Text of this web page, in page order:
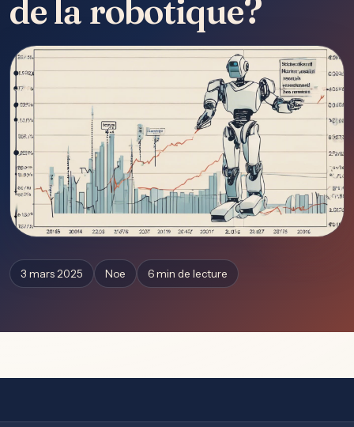
de la robotique?
3 mars 2025 Noe 6 min de lecture